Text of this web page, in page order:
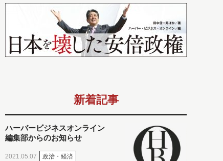
新着記事
ハーバービジネスオンライン
編集部からのお知らせ
2021.05.07 政治・経済